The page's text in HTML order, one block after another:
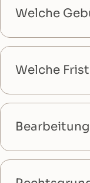
Welche
Welche